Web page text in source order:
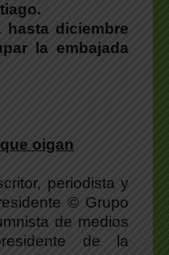
hasta diciembre
la embajada
oigan
periodista y
© Grupo
de medios
de la